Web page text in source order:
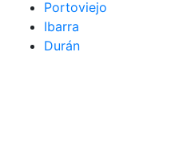
Portoviejo
Ibarra
Durán